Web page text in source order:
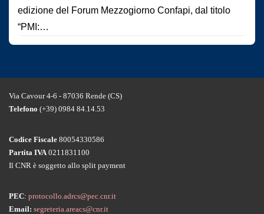
edizione del Forum Mezzogiorno Confapi, dal titolo
“PMI:…
Via Cavour 4-6 - 87036 Rende (CS)
Telefono (+39) 0984 84.14.53
Codice Fiscale 80054330586
Partita IVA0211831100
Il CNR è soggetto allo split payment
PEC: protocollo.adrcs@pec.cnr.it
Email: segreteria.areacs@cnr.it